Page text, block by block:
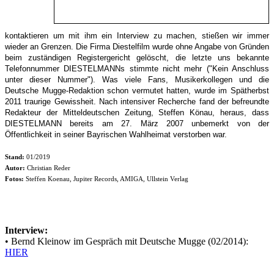
kontaktieren um mit ihm ein Interview zu machen, stießen wir immer
wieder an Grenzen. Die Firma Diestelfilm wurde ohne Angabe von Gründen
beim zuständigen Registergericht gelöscht, die letzte uns bekannte
Telefonnummer DIESTELMANNs stimmte nicht mehr ("Kein Anschluss
unter dieser Nummer"). Was viele Fans, Musikerkollegen und die
Deutsche Mugge-Redaktion schon vermutet hatten, wurde im Spätherbst
2011 traurige Gewissheit. Nach intensiver Recherche fand der befreundte
Redakteur der Mitteldeutschen Zeitung, Steffen Könau, heraus, dass
DIESTELMANN bereits am 27. März 2007 unbemerkt von der
Öffentlichkeit in seiner Bayrischen Wahlheimat verstorben war.
Stand: 01/2019
Autor: Christian Reder
Fotos: Steffen Koenau, Jupiter Records, AMIGA, Ullstein Verlag
Interview:
• Bernd Kleinow im Gespräch mit Deutsche Mugge (02/2014):
HIER